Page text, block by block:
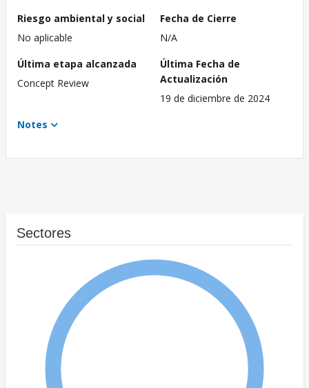
Riesgo ambiental y social
No aplicable
Fecha de Cierre
N/A
Última etapa alcanzada
Concept Review
Última Fecha de
Actualización
19 de diciembre de 2024
Notes
Sectores